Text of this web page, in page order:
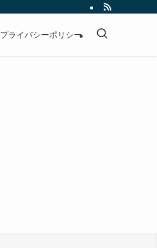
プライバシーポリシー